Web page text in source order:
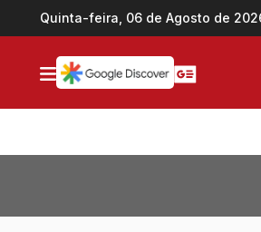
Ir direto pro conteúdo
Quinta-feira, 06 de Agosto de